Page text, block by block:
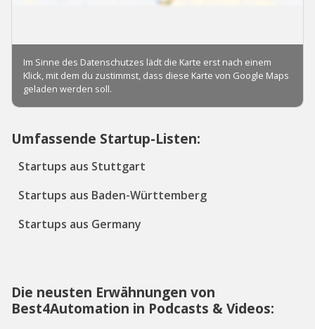
Umfassende Startup-Listen:
Startups aus Stuttgart
Startups aus Baden-Württemberg
Startups aus Germany
Die neusten Erwähnungen von
Best4Automation in Podcasts & Videos: